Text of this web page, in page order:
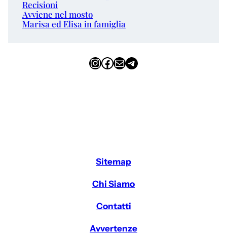
Recisioni
Avviene nel mosto
Marisa ed Elisa in famiglia
InstagramFacebook Email Telegram
Sitemap
Chi Siamo
Contatti
Avvertenze